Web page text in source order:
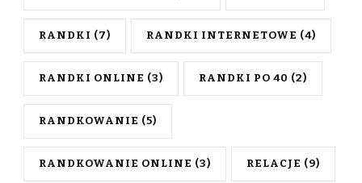
RANDKI (7) RANDKI INTERNETOWE (4)
RANDKI ONLINE (3) RANDKI PO 40 (2)
RANDKOWANIE (5)
RANDKOWANIE ONLINE (3) RELACJE (9)